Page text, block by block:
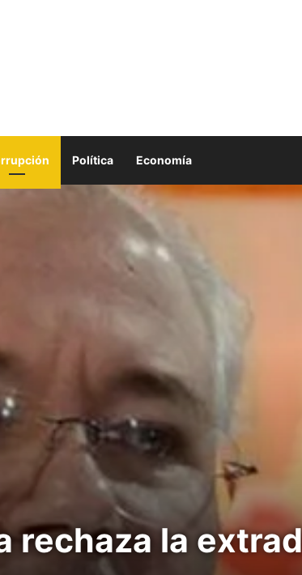
Política Economía
rechaza la